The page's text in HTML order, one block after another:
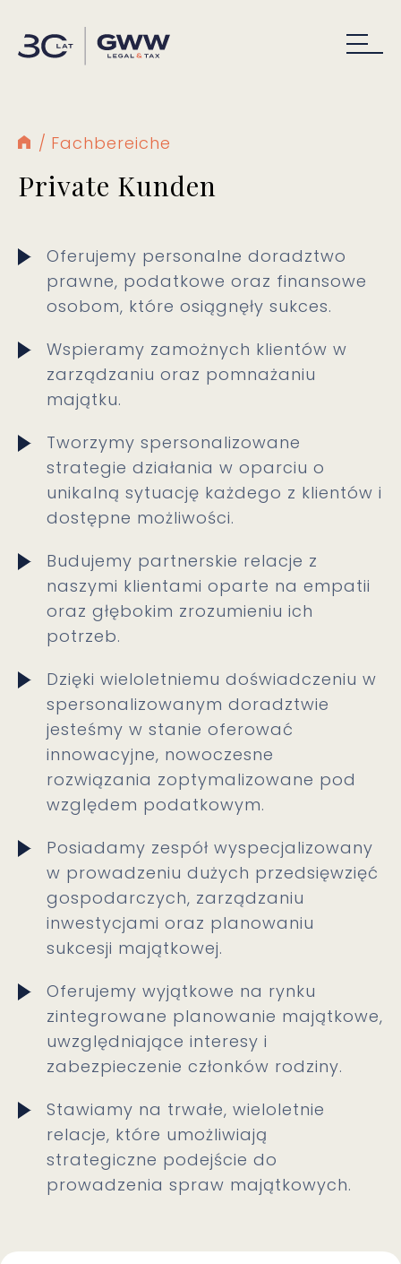
Fachbereiche
Private Kunden
Oferujemy personalne doradztwo
prawne, podatkowe oraz finansowe
osobom, które osiągnęły sukces.
Wspieramy zamożnych klientów w
zarządzaniu oraz pomnażaniu
majątku.
Tworzymy spersonalizowane
strategie działania w oparciu o
unikalną sytuację każdego z klientów i
dostępne możliwości.
Budujemy partnerskie relacje z
naszymi klientami oparte na empatii
oraz głębokim zrozumieniu ich
potrzeb.
Dzięki wieloletniemu doświadczeniu w
spersonalizowanym doradztwie
jesteśmy w stanie oferować
innowacyjne, nowoczesne
rozwiązania zoptymalizowane pod
względem podatkowym.
Posiadamy zespół wyspecjalizowany
w prowadzeniu dużych przedsięwzięć
gospodarczych, zarządzaniu
inwestycjami oraz planowaniu
sukcesji majątkowej.
Oferujemy wyjątkowe na rynku
zintegrowane planowanie majątkowe,
uwzględniające interesy i
zabezpieczenie członków rodziny.
Stawiamy na trwałe, wieloletnie
relacje, które umożliwiają
strategiczne podejście do
prowadzenia spraw majątkowych.